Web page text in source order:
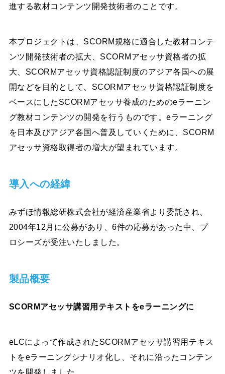
進する教材コンテンツ開発技術者のことです。
本プロジェクトは、SCORM規格に適合した教材コンテ
ンツ開発技術者の拡大、SCORMアセッサ資格者の拡
大、SCORMアセッサ資格認証制度のアジア各国への展
開などを目的として、SCORMアセッサ資格認証制度を
ベースにしたSCORMアセッサ養成のためのeラーニン
グ教材コンテンツの開発を行うものです。eラーニング
を日本及びアジア各国へ普及していくために、SCORM
アセッサ資格取得者の増大が望まれています。
導入への経緯
みずほ情報総研株式会社が経済産業省より委託され、
2004年12月に公募があり、6件の応募があった中、プ
ロシーズが受注いたしました。
製品概要
SCORMアセッサ講習用テキストをeラーニングに
eLCによって作成されたSCORMアセッサ講習用テキス
トをeラーニングシナリオ化し、それに沿ったコンテン
ツを開発しました。